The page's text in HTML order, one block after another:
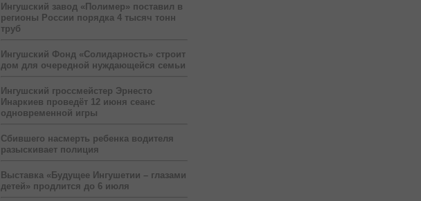
Ингушский завод «Полимер» поставил в
регионы России порядка 4 тысяч тонн
труб
Ингушский Фонд «Солидарность» строит
дом для очередной нуждающейся семьи
Ингушский гроссмейстер Эрнесто
Инаркиев проведёт 12 июня сеанс
одновременной игры
Сбившего насмерть ребенка водителя
разыскивает полиция
Выставка «Будущее Ингушетии – глазами
детей» продлится до 6 июля